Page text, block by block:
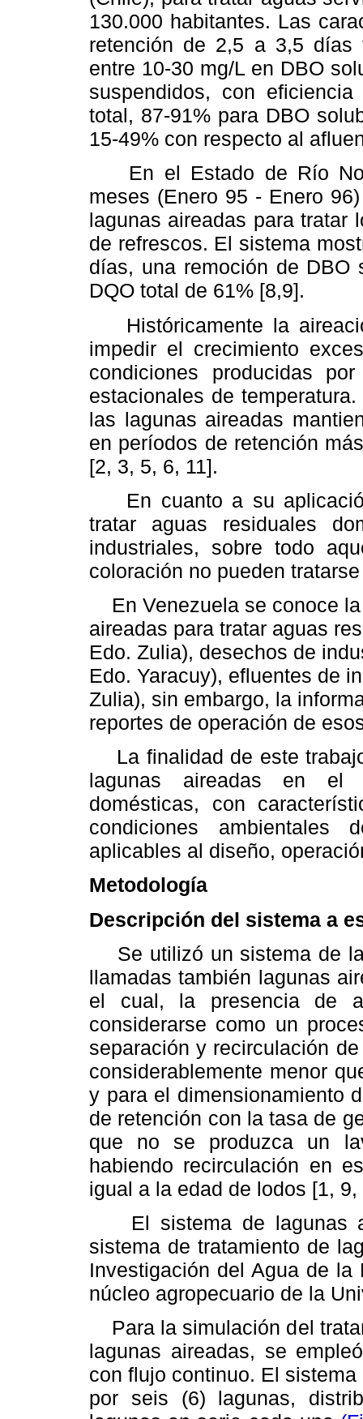
130.000 habitantes. Las
retención de 2,5 a 3,5 días
entre 10-30 mg/L en DBO
suspendidos, con
total, 87-91% para DBO
15-49% con respecto al
En el Estado de Río
meses (Enero 95 - Enero
lagunas aireadas para tratar
de refrescos. El sistema
días, una remoción de
DQO total de 61% [8,9].
Históricamente la
impedir el crecimiento
condiciones producidas
estacionales de
las lagunas aireadas
en períodos de retención
[2, 3, 5, 6, 11].
En cuanto a su
tratar aguas residuales
industriales, sobre todo
coloración no pueden
En Venezuela se conoce
aireadas para tratar aguas
Edo. Zulia), desechos de
Edo. Yaracuy), efluentes de
Zulia), sin embargo, la
reportes de operación de
La finalidad de este
lagunas aireadas en el
domésticas, con
condiciones ambientales
aplicables al diseño,
Metodología
Descripción del sistema a
Se utilizó un sistema de
llamadas también lagunas
el cual, la presencia de
considerarse como un
separación y recirculación
considerablemente menor
y para el dimensionamiento
de retención con la tasa de
que no se produzca un
habiendo recirculación en
igual a la edad de lodos [1, 9,
El sistema de lagunas
sistema de tratamiento de
Investigación del Agua de
núcleo agropecuario de la
Para la simulación del
lagunas aireadas, se
con flujo continuo. El
por seis (6) lagunas,